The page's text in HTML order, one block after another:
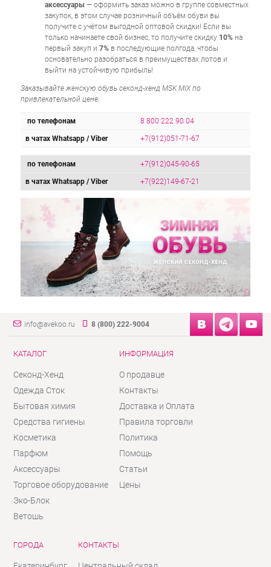
аксессуары — оформить заказ можно в группе совместных
закупок, в этом случае розничный объём обуви вы
получите с учётом выгодной оптовой скидки! Если вы
только начинаете свой бизнес, то получите скидку 10% на
первый закуп и 7% в последующие полгода, чтобы
основательно разобраться в преимуществах лотов и
выйти на устойчивую прибыль!
Заказывайте женскую обувь секонд-хенд MSK MIX по
привлекательной цене:
по телефонам 8 800 222 90 04
в чатах Whatsapp / Viber +7(912)051-71-67
по телефонам +7(912)045-90-65
в чатах Whatsapp / Viber +7(922)149-67-21
info@avekoo.ru 8 (800) 222-9004
КАТАЛОГ
Секонд-Хенд
Одежда Сток
Бытовая химия
Средства гигиены
Косметика
Парфюм
Аксессуары
Торговое оборудование
Эко-Блок
Ветошь
ИНФОРМАЦИЯ
О продавце
Контакты
Доставка и Оплата
Правила торговли
Политика
Помощь
Статьи
Цены
ГОРОДА КОНТАКТЫ